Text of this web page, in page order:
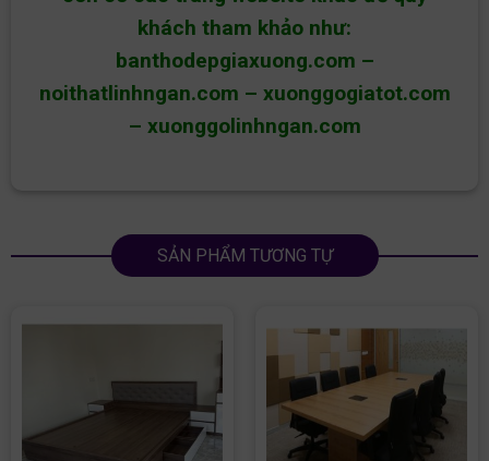
khách tham khảo như:
banthodepgiaxuong.com –
noithatlinhngan.com – xuonggogiatot.com
– xuonggolinhngan.com
SẢN PHẨM TƯƠNG TỰ